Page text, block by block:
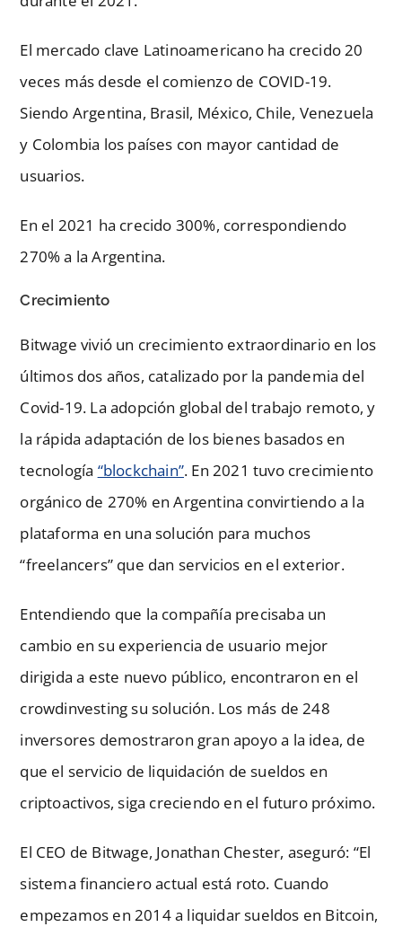
El mercado clave Latinoamericano ha crecido 20
veces más desde el comienzo de COVID-19.
Siendo Argentina, Brasil, México, Chile, Venezuela
y Colombia los países con mayor cantidad de
usuarios.
En el 2021 ha crecido 300%, correspondiendo
270% a la Argentina.
Crecimiento
Bitwage vivió un crecimiento extraordinario en los
últimos dos años, catalizado por la pandemia del
Covid-19. La adopción global del trabajo remoto, y
la rápida adaptación de los bienes basados en
tecnología “blockchain”. En 2021 tuvo crecimiento
orgánico de 270% en Argentina convirtiendo a la
plataforma en una solución para muchos
“freelancers” que dan servicios en el exterior.
Entendiendo que la compañía precisaba un
cambio en su experiencia de usuario mejor
dirigida a este nuevo público, encontraron en el
crowdinvesting su solución. Los más de 248
inversores demostraron gran apoyo a la idea, de
que el servicio de liquidación de sueldos en
criptoactivos, siga creciendo en el futuro próximo.
El CEO de Bitwage, Jonathan Chester, aseguró: “El
sistema financiero actual está roto. Cuando
empezamos en 2014 a liquidar sueldos en Bitcoin,